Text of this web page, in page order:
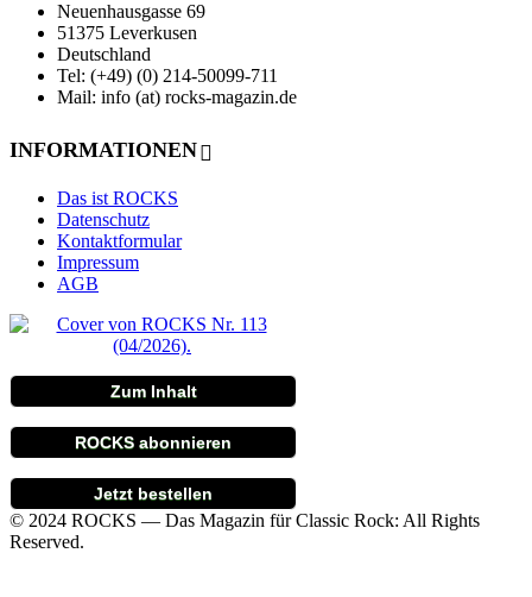
Neuenhausgasse 69
51375 Leverkusen
Deutschland
Tel: (+49) (0) 214-50099-711
Mail: info (at) rocks-magazin.de
INFORMATIONEN
Das ist ROCKS
Datenschutz
Kontaktformular
Impressum
AGB
Zum Inhalt
ROCKS abonnieren
Jetzt bestellen
© 2024 ROCKS — Das Magazin für Classic Rock: All Rights
Reserved.